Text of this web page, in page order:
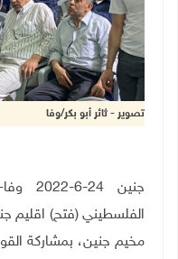
تصوير - ثائر أبو بكر/وفا
جنين
الفلسطيني (فتح) اقليم
مخيم جنين، بمشاركة